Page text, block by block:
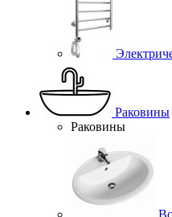
Раковины
Раковины